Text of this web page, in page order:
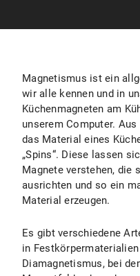
Magnetismus ist ein
wir alle kennen und in
Küchenmagneten am
unserem Computer.
das Material eines
„Spins“. Diese lassen
Magnete verstehen, die
ausrichten und so ein
Material erzeugen.
Es gibt verschiedene
in
Diamagnetismus, bei